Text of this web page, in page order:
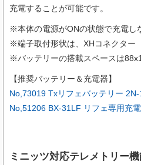
充電することが可能です。
※本体の電源がONの状態で充電し
※端子取付形状は、XHコネクター
※バッテリーの搭載スペースは
【推奨バッテリー＆充電器】
No,73019 Txリフェバッテリー
No,51206 BX-31LF リフェ専用充
ミニッツ対応テレメトリー